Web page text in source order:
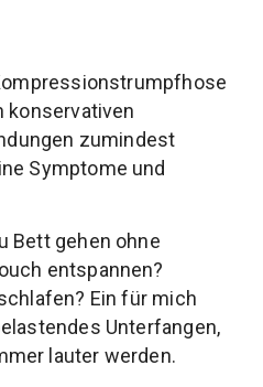
konservativen
zumindest
Symptome und
Bett gehen ohne
entspannen?
Ein für mich
Unterfangen,
lauter werden.